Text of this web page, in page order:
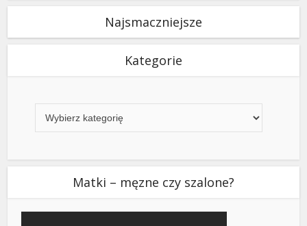
Najsmaczniejsze
Kategorie
Matki – męzne czy szalone?